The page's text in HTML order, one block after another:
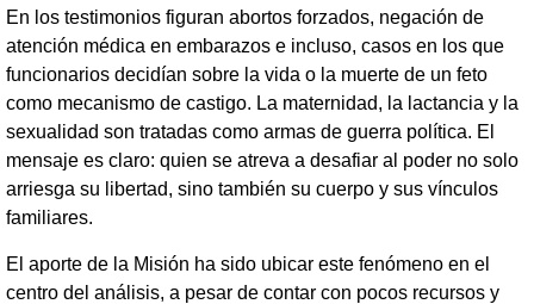
En los testimonios figuran abortos forzados, negación de
atención médica en embarazos e incluso, casos en los que
funcionarios decidían sobre la vida o la muerte de un feto
como mecanismo de castigo. La maternidad, la lactancia y la
sexualidad son tratadas como armas de guerra política. El
mensaje es claro: quien se atreva a desafiar al poder no solo
arriesga su libertad, sino también su cuerpo y sus vínculos
familiares.
El aporte de la Misión ha sido ubicar este fenómeno en el
centro del análisis, a pesar de contar con pocos recursos y